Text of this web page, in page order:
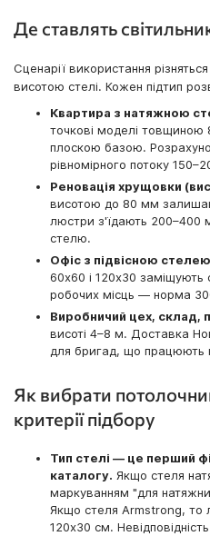
Де ставлять
Сценарії використання
висотою стелі. Кожен підтип
Квартира з натяжною
точкові моделі товщиною
плоскою базою.
рівномірного потоку
Реновація хрущовки
висотою до 80 мм
люстри з'їдають 200–400
стелю.
Офіс з підвісною
60x60 і 120x30 заміщують
робочих місць — норма
Виробничий цех, склад,
висоті 4–8 м. Доставка
для бригад, що працюють
Як вибрати
критерії підбору
Тип стелі — це перший
каталогу. Якщо стеля
маркуванням "для
Якщо стеля Armstrong,
120x30 см.